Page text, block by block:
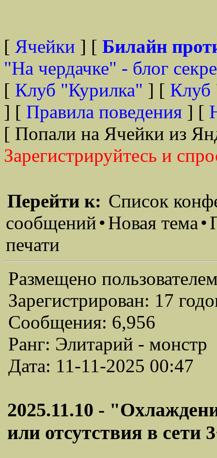
[ Ячейки ] [ Билайн
"На чердачке" - блог
[ Клуб "Курилка" ] [ Клуб
] [ Правила поведения ] [
[ Попали на Ячейки из
Зарегистрируйтесь и
Перейти к: Список
сообщений•Новая тема•
печати
Размещено
Зарегистрирован: 17
Сообщения: 6,956
Ранг: Элитарий - монстр
Дата: 11-11-2025 00:47
2025.11.10 -
или отсутствия в сети